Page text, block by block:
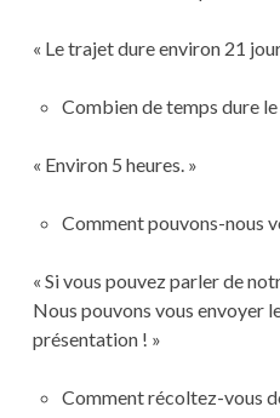
« Le trajet dure environ 21
Combien de temps dure
« Environ 5 heures. »
Comment pouvons-nous
« Si vous pouvez parler de
Nous pouvons vous envoyer
présentation ! »
Comment récoltez-vous